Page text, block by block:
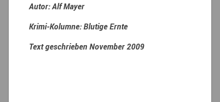
Autor: Alf Mayer
Krimi-Kolumne: Blutige Ernte
Text geschrieben November 2009